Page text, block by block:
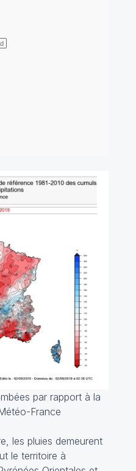
par rapport à la
France
les pluies demeurent
le territoire à